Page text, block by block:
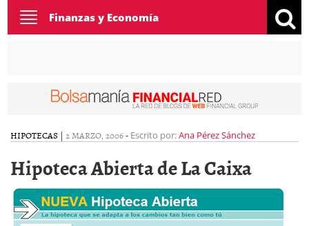
Toggle
navigation
Finanzas y Economía
HIPOTECAS | 2 MARZO, 2006- Escrito por:Ana Pérez Sánchez
Hipoteca Abierta de La Caixa